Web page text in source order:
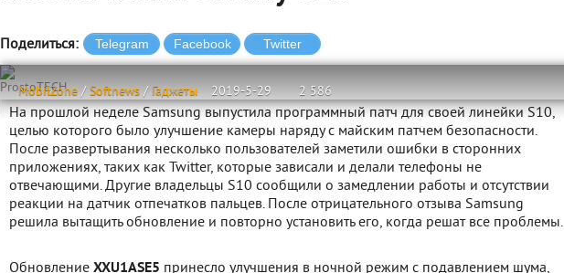
Поделиться:
MobilZone /Softnews / Гаджеты 2019-5-29 2 586
ProstoTECH
На прошлой неделе Samsung выпустила программный патч для своей линейки S10,
целью которого было улучшение камеры наряду с майским патчем безопасности.
После развертывания несколько пользователей заметили ошибки в сторонних
приложениях, таких как Twitter, которые зависали и делали телефоны не
отвечающими. Другие владельцы S10 сообщили о замедлении работы и отсутствии
реакции на датчик отпечатков пальцев. После отрицательного отзыва Samsung
решила вытащить обновление и повторно установить его, когда решат все проблемы.
Обновление XXU1ASE5 принесло улучшения в ночной режим с подавлением шума,